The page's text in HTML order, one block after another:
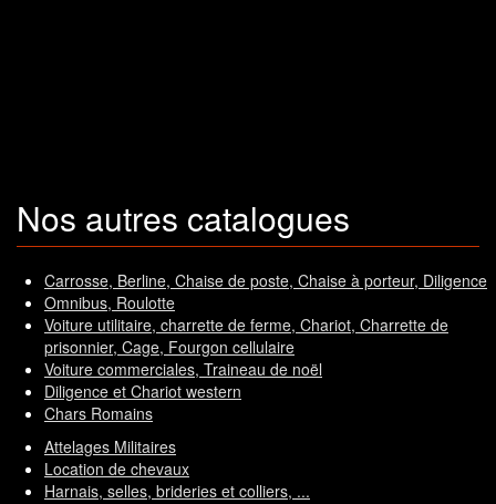
Nos autres catalogues
Carrosse, Berline, Chaise de poste, Chaise à porteur, Diligence
Omnibus, Roulotte
Voiture utilitaire, charrette de ferme, Chariot, Charrette de
prisonnier, Cage, Fourgon cellulaire
Voiture commerciales, Traineau de noël
Diligence et Chariot western
Chars Romains
Attelages Militaires
Location de chevaux
Harnais, selles, brideries et colliers, ...